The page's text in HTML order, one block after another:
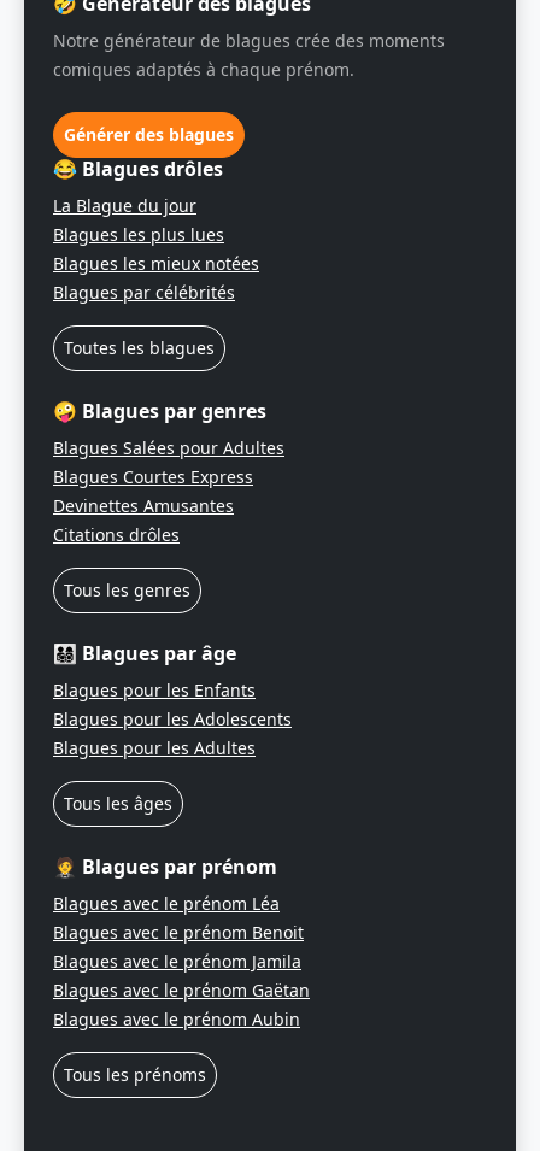
Notre générateur de blagues crée des moments
comiques adaptés à chaque prénom.
Générer des blagues
😂 Blagues drôles
La Blague du jour
Blagues les plus lues
Blagues les mieux notées
Blagues par célébrités
Toutes les blagues
🤪 Blagues par genres
Blagues Salées pour Adultes
Blagues Courtes Express
Devinettes Amusantes
Citations drôles
Tous les genres
👨‍👩‍👧‍👦 Blagues par âge
Blagues pour les Enfants
Blagues pour les Adolescents
Blagues pour les Adultes
Tous les âges
🤵 Blagues par prénom
Blagues avec le prénom Léa
Blagues avec le prénom Benoit
Blagues avec le prénom Jamila
Blagues avec le prénom Gaëtan
Blagues avec le prénom Aubin
Tous les prénoms